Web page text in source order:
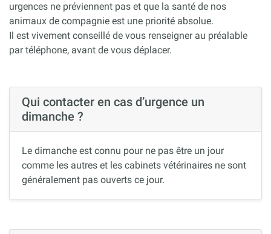
urgences ne préviennent pas et que la santé de nos
animaux de compagnie est une priorité absolue.
Il est vivement conseillé de vous renseigner au préalable
par téléphone, avant de vous déplacer.
Qui contacter en cas d’urgence un
dimanche ?
Le dimanche est connu pour ne pas être un jour
comme les autres et les cabinets vétérinaires ne sont
généralement pas ouverts ce jour.